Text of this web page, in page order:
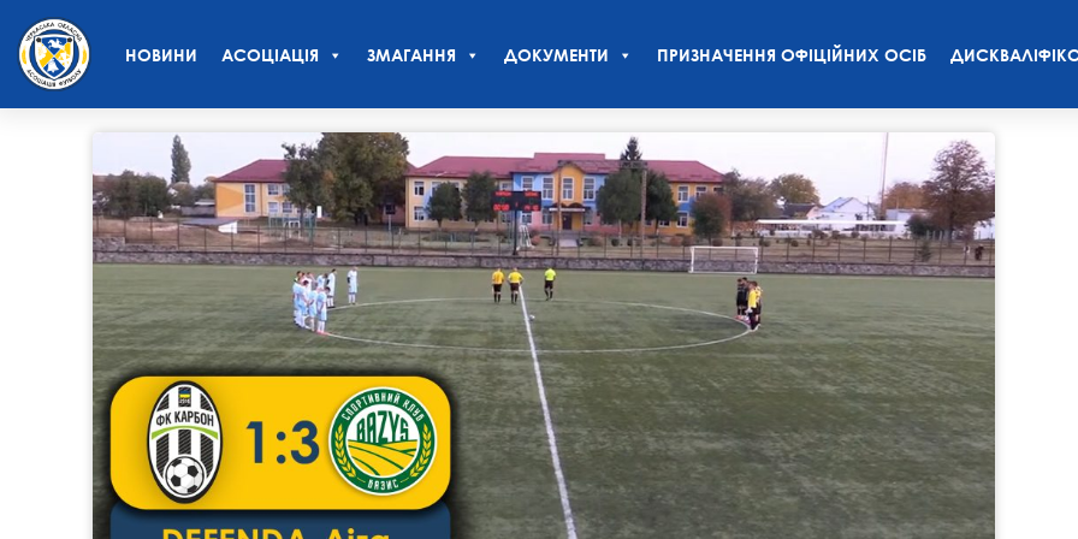
НОВИНИ АСОЦІАЦІЯ ЗМАГАННЯ ДОКУМЕНТИ ПРИЗНАЧЕННЯ ОФІЦІЙНИХ ОСІБ